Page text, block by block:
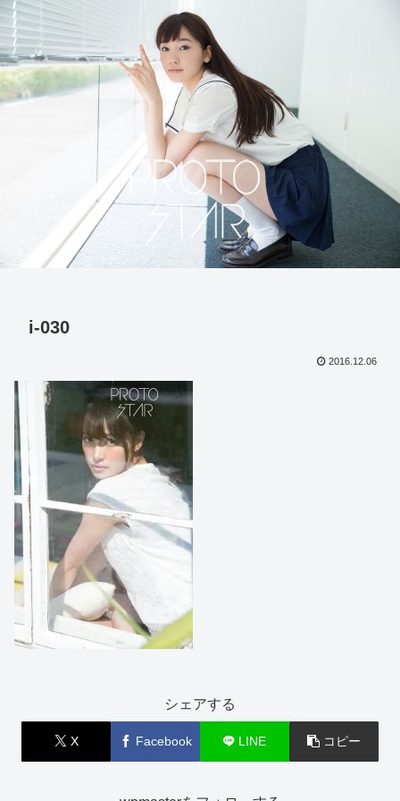
i-030
2016.12.06
シェアする
X Facebook LINE コピー